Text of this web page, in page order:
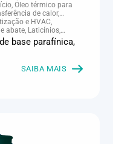
Óleo térmico para
de calor,
e HVAC,
abate, Laticínios,
e petroquímica,
base parafínica,
SAIBA MAIS